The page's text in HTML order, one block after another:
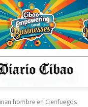
hombre en Cienfuegos